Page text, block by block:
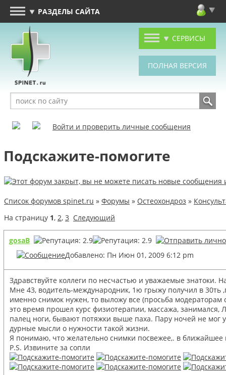
РАЗДЕЛЫ САЙТА
СЕРВИСЫ
Войти и проверить личные сообщения
Подскажите-помогите
Список форумов spinet.ru » Форумы » Остеохондроз »
На страницу 1, 2, 3 Следующий
gosaB
Добавлено: Пн Июн 01, 2009 6:12 pm
Здравствуйте коллеги по несчастью и уважаемые знатоки.
Мне 43, водитель-международник, 1ю грыжу получил в 30ть
именно снимок нужен, то выложу все (просьба
это время прошел курс физиотерапии, массажа, занимался,
палец ноги, бывают потяжки выше паха. Пару ночей не мог
дурные мысли о нужности такой жизни.
Я понимаю, что желательно снимки посвежее,. в
P.S. Извините за сопли